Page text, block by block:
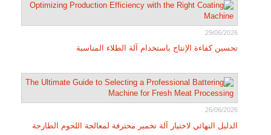
29/06/2026
تحسين كفاءة الإنتاج باستخدام آلة الطلاء المناسبة
26/06/2026
الدليل النهائي لاختيار آلة تخمير محترفة لمعالجة اللحوم الطازجة